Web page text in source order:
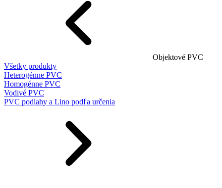
Objektové PVC
Všetky produkty
Heterogénne PVC
Homogénne PVC
Vodivé PVC
PVC podlahy a Lino podľa určenia